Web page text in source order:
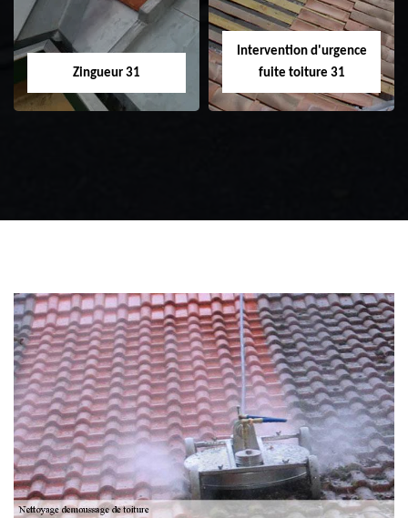
Zingueur 31
Intervention d'urgence
fuite toiture 31